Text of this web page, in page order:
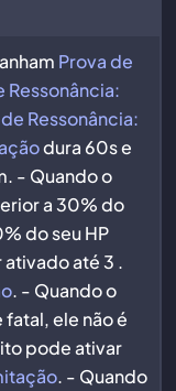
Prova de
Ressonância:
dura 60s e
- Quando o
a 30% do
do seu HP
ativado até3 .
. - Quando o
ele não é
pode ativar
. - Quando